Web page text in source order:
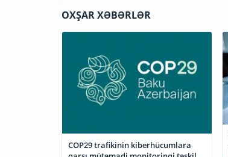
OXŞAR XƏBƏRLƏR
COP29 trafikinin kiberhücumlara